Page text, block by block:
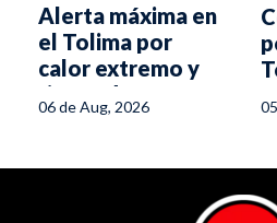
Alerta máxima en
el Tolima por
calor extremo y
riesgo de
incendios
06 de Aug, 2026